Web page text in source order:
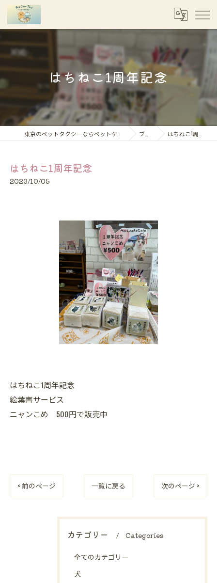
はちねこ1周年記念
ブログ はちねこ1周年記念
はちねこ1周年記念
2023/10/05
はちねこ1周年記念
絵葉書サービス
ニャンこめ 500円で販売中
< 前のページ 一覧に戻る 次のページ >
カテゴリー Categories
全てのカテゴリー
犬